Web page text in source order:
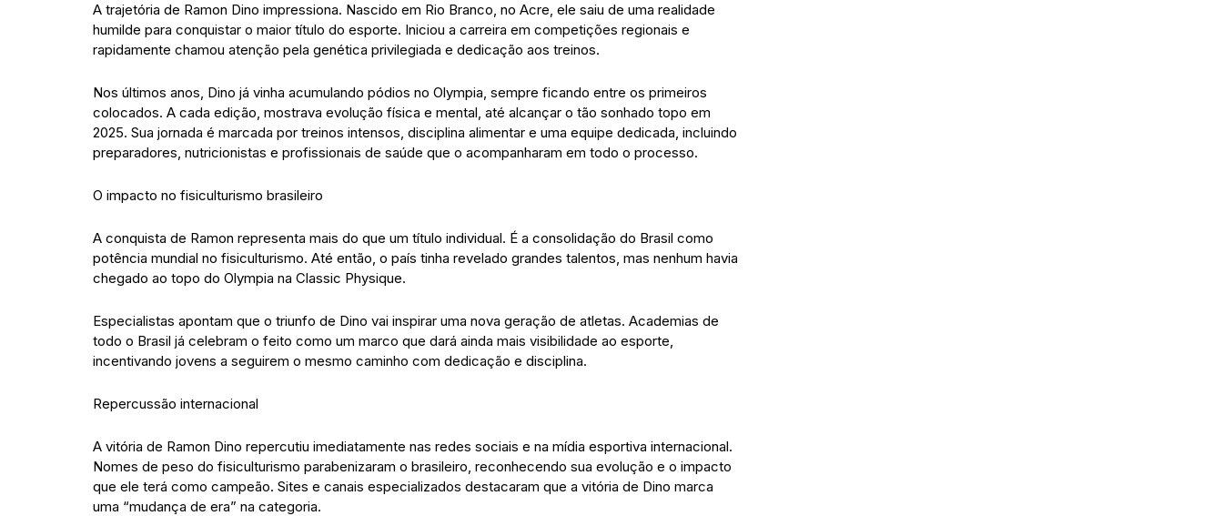
A trajetória de Ramon Dino impressiona. Nascido em Rio Branco, no Acre, ele saiu de uma realidade
humilde para conquistar o maior título do esporte. Iniciou a carreira em competições regionais e
rapidamente chamou atenção pela genética privilegiada e dedicação aos treinos.
Nos últimos anos, Dino já vinha acumulando pódios no Olympia, sempre ficando entre os primeiros
colocados. A cada edição, mostrava evolução física e mental, até alcançar o tão sonhado topo em
2025. Sua jornada é marcada por treinos intensos, disciplina alimentar e uma equipe dedicada, incluindo
preparadores, nutricionistas e profissionais de saúde que o acompanharam em todo o processo.
O impacto no fisiculturismo brasileiro
A conquista de Ramon representa mais do que um título individual. É a consolidação do Brasil como
potência mundial no fisiculturismo. Até então, o país tinha revelado grandes talentos, mas nenhum havia
chegado ao topo do Olympia na Classic Physique.
Especialistas apontam que o triunfo de Dino vai inspirar uma nova geração de atletas. Academias de
todo o Brasil já celebram o feito como um marco que dará ainda mais visibilidade ao esporte,
incentivando jovens a seguirem o mesmo caminho com dedicação e disciplina.
Repercussão internacional
A vitória de Ramon Dino repercutiu imediatamente nas redes sociais e na mídia esportiva internacional.
Nomes de peso do fisiculturismo parabenizaram o brasileiro, reconhecendo sua evolução e o impacto
que ele terá como campeão. Sites e canais especializados destacaram que a vitória de Dino marca
uma “mudança de era” na categoria.